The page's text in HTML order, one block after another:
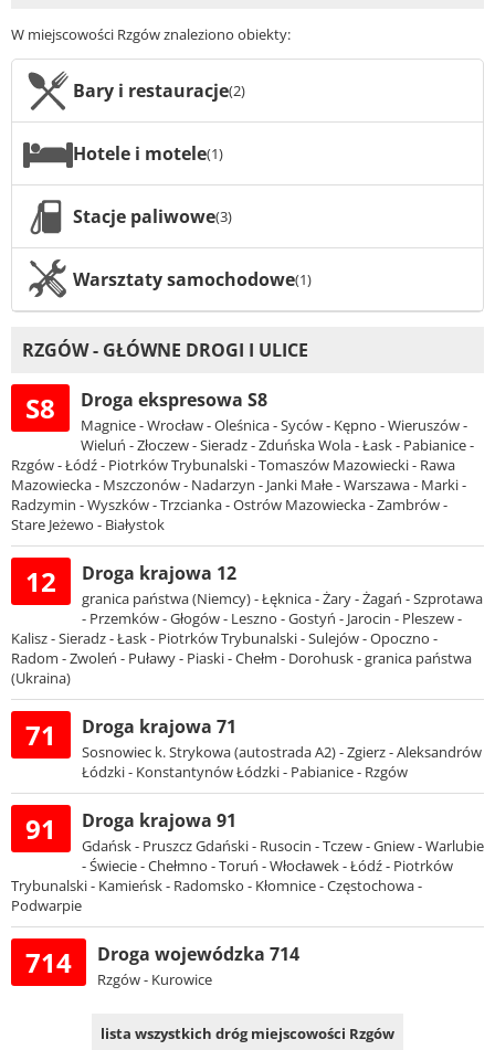
W miejscowości Rzgów znaleziono obiekty:
Bary i restauracje(2)
Hotele i motele(1)
Stacje paliwowe(3)
Warsztaty samochodowe(1)
RZGÓW - GŁÓWNE DROGI I ULICE
S8 Droga ekspresowa S8
Magnice - Wrocław - Oleśnica - Syców - Kępno - Wieruszów -
Wieluń - Złoczew - Sieradz - Zduńska Wola - Łask - Pabianice -
Rzgów - Łódź - Piotrków Trybunalski - Tomaszów Mazowiecki - Rawa
Mazowiecka - Mszczonów - Nadarzyn - Janki Małe - Warszawa - Marki -
Radzymin - Wyszków - Trzcianka - Ostrów Mazowiecka - Zambrów -
Stare Jeżewo - Białystok
12 Droga krajowa 12
granica państwa (Niemcy) - Łęknica - Żary - Żagań - Szprotawa
- Przemków - Głogów - Leszno - Gostyń - Jarocin - Pleszew -
Kalisz - Sieradz - Łask - Piotrków Trybunalski - Sulejów - Opoczno -
Radom - Zwoleń - Puławy - Piaski - Chełm - Dorohusk - granica państwa
(Ukraina)
71 Droga krajowa 71
Sosnowiec k. Strykowa (autostrada A2) - Zgierz - Aleksandrów
Łódzki - Konstantynów Łódzki - Pabianice - Rzgów
91 Droga krajowa 91
Gdańsk - Pruszcz Gdański - Rusocin - Tczew - Gniew - Warlubie
- Świecie - Chełmno - Toruń - Włocławek - Łódź - Piotrków
Trybunalski - Kamieńsk - Radomsko - Kłomnice - Częstochowa -
Podwarpie
714 Droga wojewódzka 714
Rzgów - Kurowice
lista wszystkich dróg miejscowości Rzgów